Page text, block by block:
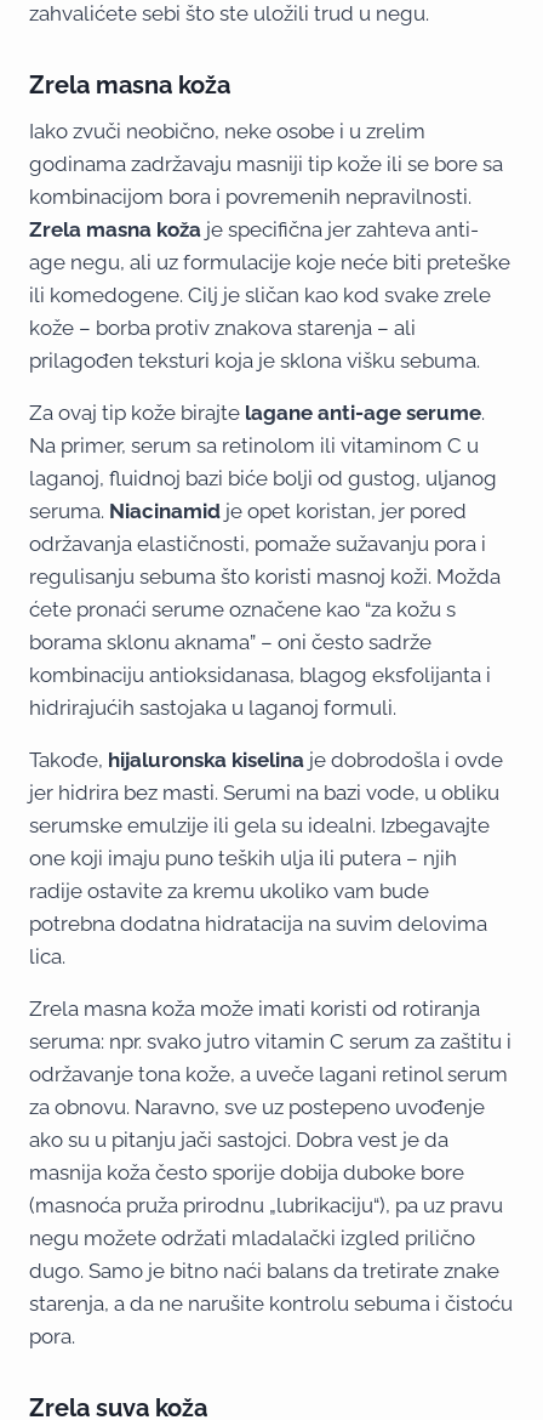
zahvalićete sebi što ste uložili trud u negu.
Zrela masna koža
Iako zvuči neobično, neke osobe i u zrelim
godinama zadržavaju masniji tip kože ili se bore sa
kombinacijom bora i povremenih nepravilnosti.
Zrela masna koža je specifična jer zahteva anti-
age negu, ali uz formulacije koje neće biti preteške
ili komedogene. Cilj je sličan kao kod svake zrele
kože – borba protiv znakova starenja – ali
prilagođen teksturi koja je sklona višku sebuma.
Za ovaj tip kože birajte lagane anti-age serume.
Na primer, serum sa retinolom ili vitaminom C u
laganoj, fluidnoj bazi biće bolji od gustog, uljanog
seruma. Niacinamid je opet koristan, jer pored
održavanja elastičnosti, pomaže sužavanju pora i
regulisanju sebuma što koristi masnoj koži. Možda
ćete pronaći serume označene kao “za kožu s
borama sklonu aknama” – oni često sadrže
kombinaciju antioksidanasa, blagog eksfolijanta i
hidrirajućih sastojaka u laganoj formuli.
Takođe, hijaluronska kiselina je dobrodošla i ovde
jer hidrira bez masti. Serumi na bazi vode, u obliku
serumske emulzije ili gela su idealni. Izbegavajte
one koji imaju puno teških ulja ili putera – njih
radije ostavite za kremu ukoliko vam bude
potrebna dodatna hidratacija na suvim delovima
lica.
Zrela masna koža može imati koristi od rotiranja
seruma: npr. svako jutro vitamin C serum za zaštitu i
održavanje tona kože, a uveče lagani retinol serum
za obnovu. Naravno, sve uz postepeno uvođenje
ako su u pitanju jači sastojci. Dobra vest je da
masnija koža često sporije dobija duboke bore
(masnoća pruža prirodnu „lubrikaciju“), pa uz pravu
negu možete održati mladalački izgled prilično
dugo. Samo je bitno naći balans da tretirate znake
starenja, a da ne narušite kontrolu sebuma i čistoću
pora.
Zrela suva koža